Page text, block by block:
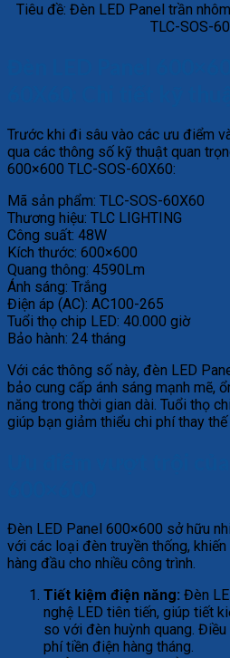
Tiêu đề: Đèn LED Panel trần
TLC-SOS-
Trước khi đi sâu vào các ưu điểm
qua các thông số kỹ thuật quan
600×600 TLC-SOS-60X60:
Mã sản phẩm: TLC-SOS-60X60
Thương hiệu: TLC LIGHTING
Công suất: 48W
Kích thước: 600×600
Quang thông: 4590Lm
Ánh sáng: Trắng
Điện áp (AC): AC100-265
Tuổi thọ chip LED: 40.000 giờ
Bảo hành: 24 tháng
Với các thông số này, đèn LED
bảo cung cấp ánh sáng mạnh mẽ,
năng trong thời gian dài. Tuổi thọ
giúp bạn giảm thiểu chi phí thay thế
Đèn LED Panel 600×600 sở hữu
với các loại đèn truyền thống,
hàng đầu cho nhiều công trình.
Tiết kiệm điện năng: Đèn
nghệ LED tiên tiến, giúp tiết
so với đèn huỳnh quang.
phí tiền điện hàng tháng.